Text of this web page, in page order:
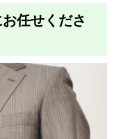
任せくださ